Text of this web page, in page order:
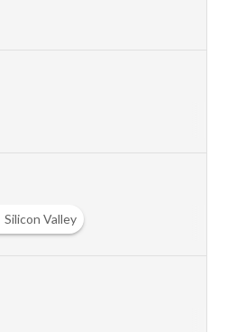
Silicon Valley